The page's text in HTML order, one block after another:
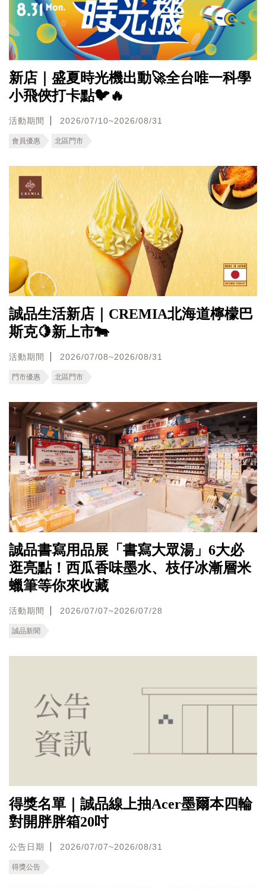
新店｜盛夏時光機出動🚀全台唯一科學
小飛俠打卡點🐦🔥
活動期間 2026/07/10~2026/08/31
會員優惠 北區門市
誠品生活新店｜CREMIA北海道檸檬巴
斯克🍋新上市🐄
活動期間 2026/07/08~2026/08/31
門市優惠 北區門市
誠品書寫用品展「書寫大眾湯」6大必
逛亮點！西瓜香味墨水、枝仔冰漸層米
蠟筆等你來收藏
活動期間 2026/07/07~2026/07/28
誠品新聞
得獎名單｜誠品線上抽Acer墨爾本四輪
對開胖胖箱20吋
公告日期 2026/07/07~2026/08/31
得獎公告